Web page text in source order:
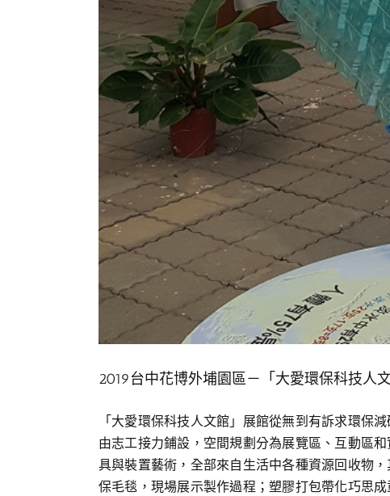
2019台中花博外埔園區－「大愛環保科技人文
「大愛環保科技人文館」展館從無到有訴求環保
由志工接力鋪設，空間規劃分為展覽區、互動區
具與裝置藝術，全部來自生活中各種資源回收物
保毛毯，現場展示製作過程；塑膠打包帶化巧思